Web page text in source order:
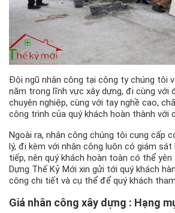
Đội ngũ nhân công tại công ty chúng tôi
năm trong lĩnh vực xây dựng, đi cùng với
chuyên nghiệp, cùng với tay nghề cao,
công trình của quý khách hoàn thành với
Ngoài ra, nhân công chúng tôi cung cấp
lý, đi kèm với nhân công luôn có giám
tiếp, nên quý khách hoàn toàn có thể yên
Dựng Thế Kỷ Mới xin gửi tới quý khách
công chi tiết và cụ thể để quý khách
Giá nhân công xây dựng : Hạng